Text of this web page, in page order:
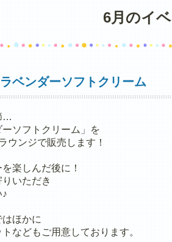
6月のイ
ベンダーソフトクリーム
…
ソフトクリーム」を
ウンジで販売します！
楽しんだ後に！
いただき
ほかに
などもご用意しております。